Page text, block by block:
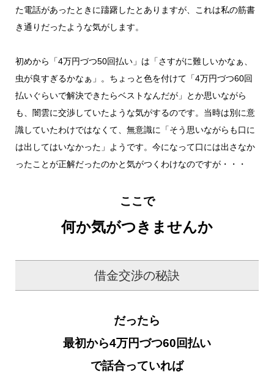
た電話があったときに躊躇したとありますが、これは私の筋書
き通りだったような気がします。
初めから「4万円づつ50回払い」は「さすがに難しいかなぁ、
虫が良すぎるかなぁ」。ちょっと色を付けて「4万円づつ60回
払いぐらいで解決できたらベストなんだが」とか思いながら
も、闇雲に交渉していたような気がするのです。当時は別に意
識していたわけではなくて、無意識に「そう思いながらも口に
は出してはいなかった」ようです。今になって口には出さなか
ったことが正解だったのかと気がつくわけなのですが・・・
ここで
何か気がつきませんか
借金交渉の秘訣
だったら
最初から4万円づつ60回払い
で話合っていれば